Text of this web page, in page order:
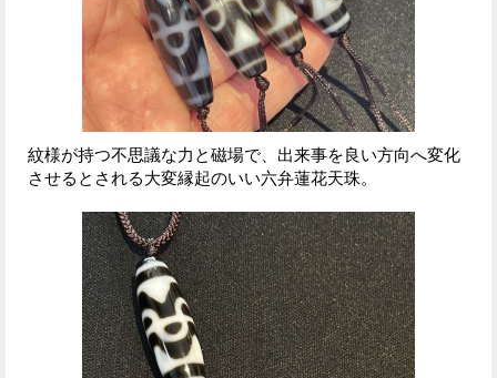
紋様が持つ不思議な力と磁場で、出来事を良い方向へ変化
させるとされる大変縁起のいい六弁蓮花天珠。